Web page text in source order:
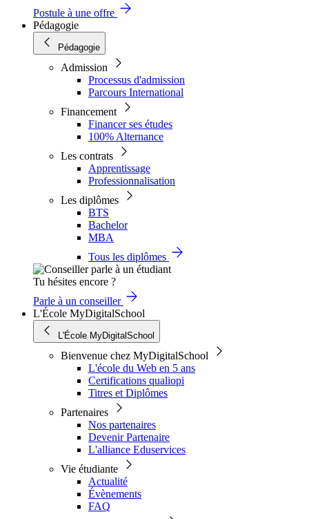
Postule à une offre
Pédagogie
Pédagogie
Admission
Processus d'admission
Parcours International
Financement
Financer ses études
100% Alternance
Les contrats
Apprentissage
Professionnalisation
Les diplômes
BTS
Bachelor
MBA
Tous les diplômes
Tu hésites encore ?
Parle à un conseiller
L'École MyDigitalSchool
L'École MyDigitalSchool
Bienvenue chez MyDigitalSchool
L'école du Web en 5 ans
Certifications qualiopi
Titres et Diplômes
Partenaires
Nos partenaires
Devenir Partenaire
L'alliance Eduservices
Vie étudiante
Actualité
Évènements
FAQ